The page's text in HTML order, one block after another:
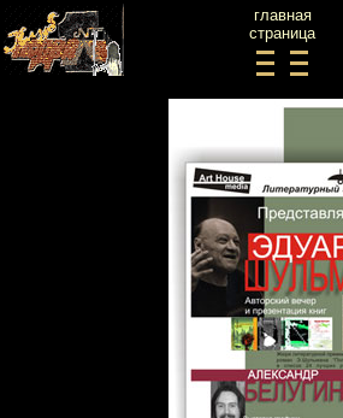
главная
страница